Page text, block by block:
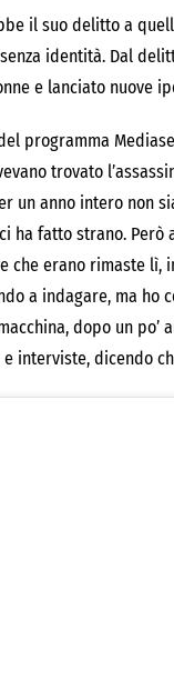
il suo delitto a
identità. Dal
e lanciato nuove
programma
trovato
un anno intero non
ha fatto strano.
che erano rimaste
a indagare, ma ho
dopo un
interviste, dicendo